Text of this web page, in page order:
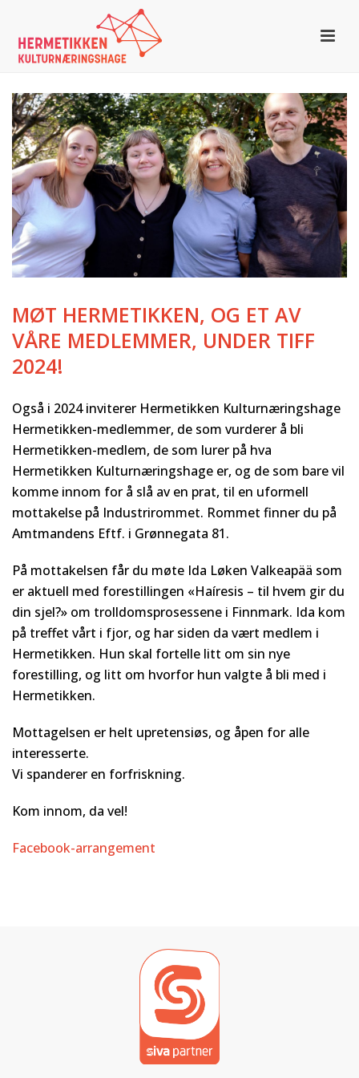
MØT HERMETIKKEN, OG ET AV
VÅRE MEDLEMMER, UNDER TIFF
2024!
Også i 2024 inviterer Hermetikken Kulturnæringshage
Hermetikken-medlemmer, de som vurderer å bli
Hermetikken-medlem, de som lurer på hva
Hermetikken Kulturnæringshage er, og de som bare vil
komme innom for å slå av en prat, til en uformell
mottakelse på Industrirommet. Rommet finner du på
Amtmandens Eftf. i Grønnegata 81.
På mottakelsen får du møte Ida Løken Valkeapää som
er aktuell med forestillingen «Haíresis – til hvem gir du
din sjel?» om trolldomsprosessene i Finnmark. Ida kom
på treffet vårt i fjor, og har siden da vært medlem i
Hermetikken. Hun skal fortelle litt om sin nye
forestilling, og litt om hvorfor hun valgte å bli med i
Hermetikken.
Mottagelsen er helt upretensiøs, og åpen for alle
interesserte.
Vi spanderer en forfriskning.
Kom innom, da vel!
Facebook-arrangement